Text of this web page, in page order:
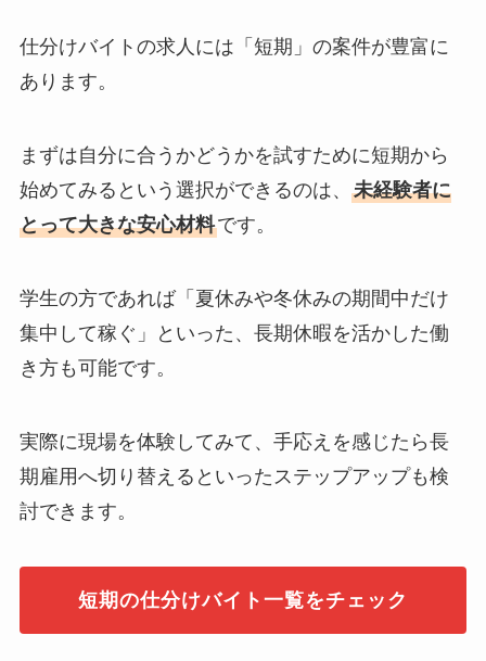
仕分けバイトの求人には「短期」の案件が豊富に
あります。
まずは自分に合うかどうかを試すために短期から
始めてみるという選択ができるのは、 未経験者に
とって大きな安心材料です。
学生の方であれば「夏休みや冬休みの期間中だけ
集中して稼ぐ」といった、長期休暇を活かした働
き方も可能です。
実際に現場を体験してみて、手応えを感じたら長
期雇用へ切り替えるといったステップアップも検
討できます。
短期の仕分けバイト一覧をチェック